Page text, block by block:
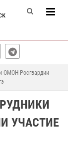
ОМОН Росгвардии
УЧАСТИЕ